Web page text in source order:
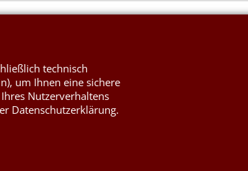
technisch
um Ihnen eine sichere
Nutzerverhaltens
Datenschutzerklärung.